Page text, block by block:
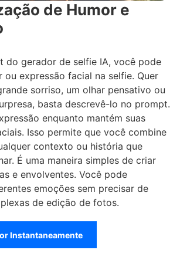
de Humor e
do gerador de selfie IA, você pode
ou expressão facial na selfie. Quer
sorriso, um olhar pensativo ou
basta descrevê-lo no prompt.
enquanto mantém suas
Isso permite que você combine
contexto ou história que
É uma maneira simples de criar
e envolventes. Você pode
emoções sem precisar de
de edição de fotos.
Instantaneamente